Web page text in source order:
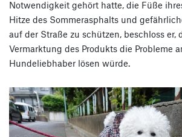
Notwendigkeit gehört hatte, die Füße
Hitze des Sommerasphalts und
auf der Straße zu schützen, beschloss er,
Vermarktung des Produkts die Probleme
Hundeliebhaber lösen würde.